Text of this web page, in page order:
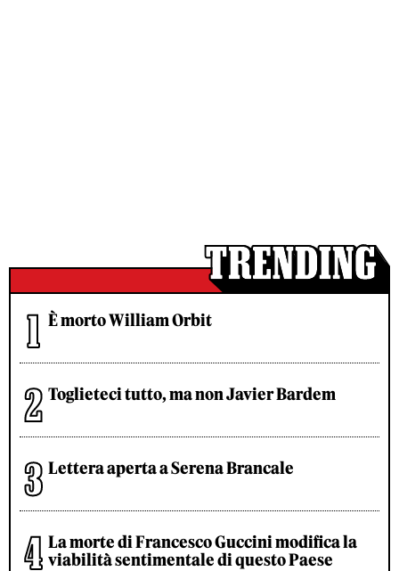
È morto William Orbit
Toglieteci tutto, ma non Javier Bardem
Lettera aperta a Serena Brancale
La morte di Francesco Guccini modifica la
viabilità sentimentale di questo Paese